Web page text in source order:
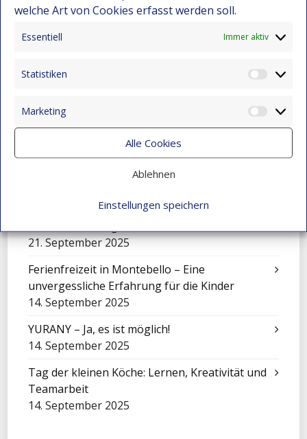
welche Art von Cookies erfasst werden soll.
Essentiell Immer aktiv
Statistiken
Marketing
Alle Cookies
Ablehnen
Einstellungen speichern
Eine Sinfonie der Kulturen: Mensajeros de
9. November 2025
9. November 2025
Mit Klängen gemeinsam wachsen: Sinfonisches
macht seinen Abschluss
9. November 2025
21. September 2025
Ferienfreizeit in Montebello – Eine
unvergessliche Erfahrung für die Kinder
14. September 2025
YURANY – Ja, es ist möglich!
14. September 2025
Tag der kleinen Köche: Lernen, Kreativität und
Teamarbeit
14. September 2025